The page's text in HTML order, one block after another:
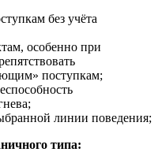
без учёта
особенно при
поступкам;
линии поведения;
типа: